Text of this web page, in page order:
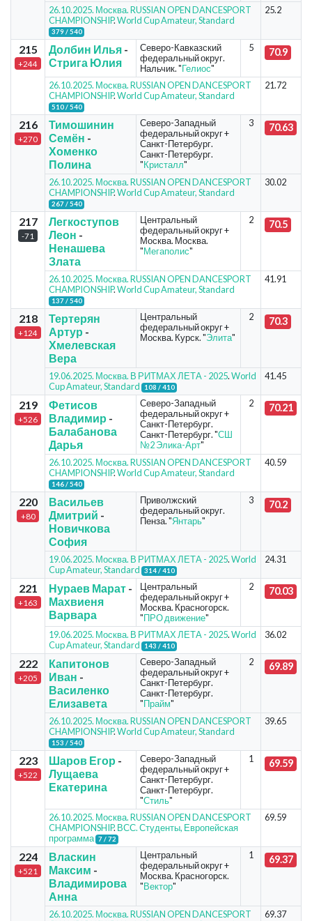
26.10.2025. Москва. RUSSIAN OPEN DANCESPORT
CHAMPIONSHIP.World Cup Amateur, Standard
379 / 540
25.2
215
+244
Долбин Илья-
Стрига Юлия
Северо-Кавказский
федеральный округ.
Нальчик. "Гелиос"
5 70.9
26.10.2025. Москва. RUSSIAN OPEN DANCESPORT
CHAMPIONSHIP.World Cup Amateur, Standard
510 / 540
21.72
216
+270
Тимошинин
Семён -
Хоменко
Полина
Северо-Западный
федеральный округ +
Санкт-Петербург.
Санкт-Петербург.
"Кристалл"
3 70.63
26.10.2025. Москва. RUSSIAN OPEN DANCESPORT
CHAMPIONSHIP.World Cup Amateur, Standard
267 / 540
30.02
217
-71
Легкоступов
Леон -
Ненашева
Злата
Центральный
федеральный округ +
Москва. Москва.
"Мегаполис"
2 70.5
26.10.2025. Москва. RUSSIAN OPEN DANCESPORT
CHAMPIONSHIP.World Cup Amateur, Standard
137 / 540
41.91
218
+124
Тертерян
Артур -
Хмелевская
Вера
Центральный
федеральный округ +
Москва. Курск. "Элита"
2 70.3
19.06.2025. Москва. В РИТМАХ ЛЕТА - 2025.World
Cup Amateur, Standard
108 / 410
41.45
219
+526
Фетисов
Владимир -
Балабанова
Дарья
Северо-Западный
федеральный округ +
Санкт-Петербург.
Санкт-Петербург. "СШ
№2 Элика-Арт"
2 70.21
26.10.2025. Москва. RUSSIAN OPEN DANCESPORT
CHAMPIONSHIP.World Cup Amateur, Standard
146 / 540
40.59
220
+80
Васильев
Дмитрий -
Новичкова
София
Приволжский
федеральный округ.
Пенза. "Янтарь"
3 70.2
19.06.2025. Москва. В РИТМАХ ЛЕТА - 2025.World
Cup Amateur, Standard
314 / 410
24.31
221
+163
Нураев Марат-
Махвиеня
Варвара
Центральный
федеральный округ +
Москва. Красногорск.
"ПРО движение"
2 70.03
19.06.2025. Москва. В РИТМАХ ЛЕТА - 2025.World
Cup Amateur, Standard
143 / 410
36.02
222
+205
Капитонов
Иван -
Василенко
Елизавета
Северо-Западный
федеральный округ +
Санкт-Петербург.
Санкт-Петербург.
"Прайм"
2 69.89
26.10.2025. Москва. RUSSIAN OPEN DANCESPORT
CHAMPIONSHIP.World Cup Amateur, Standard
153 / 540
39.65
223
+522
Шаров Егор -
Лущаева
Екатерина
Северо-Западный
федеральный округ +
Санкт-Петербург.
Санкт-Петербург.
"Стиль"
1 69.59
26.10.2025. Москва. RUSSIAN OPEN DANCESPORT
CHAMPIONSHIP. ВСС. Студенты, Европейская
программа 7 / 72
69.59
224
+521
Власкин
Максим -
Владимирова
Анна
Центральный
федеральный округ +
Москва. Красногорск.
"Вектор"
1 69.37
26.10.2025. Москва. RUSSIAN OPEN DANCESPORT
69.37